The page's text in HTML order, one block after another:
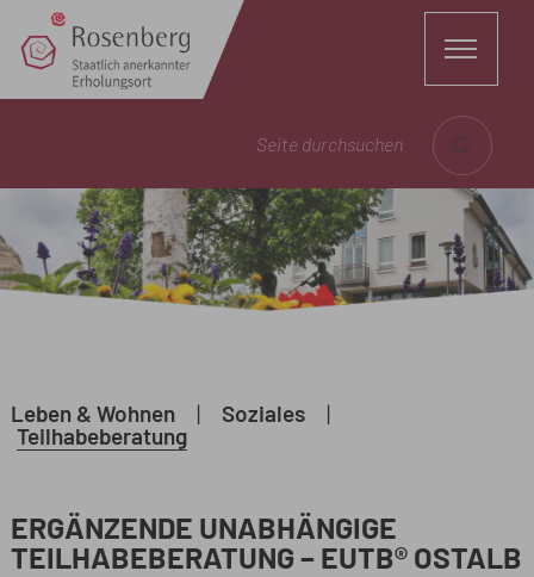
Seite durchsuchen
Leben & Wohnen Soziales
Teilhabeberatung
ERGÄNZENDE UNABHÄNGIGE
TEILHABEBERATUNG – EUTB® OSTALB